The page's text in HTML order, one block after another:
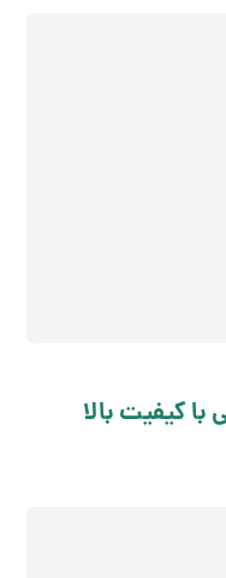
با کیفیت بالا